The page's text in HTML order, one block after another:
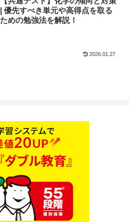
| 優先すべき単元や高得点を取る
ための勉強法を解説！
2026.01.27